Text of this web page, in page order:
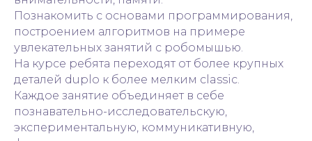
Познакомить с основами программирования,
построением алгоритмов на примере
увлекательных занятий с робомышью.
На курсе ребята переходят от более крупных
деталей duplo к более мелким classic.
Каждое занятие объединяет в себе
познавательно-исследовательскую,
экспериментальную, коммуникативную,